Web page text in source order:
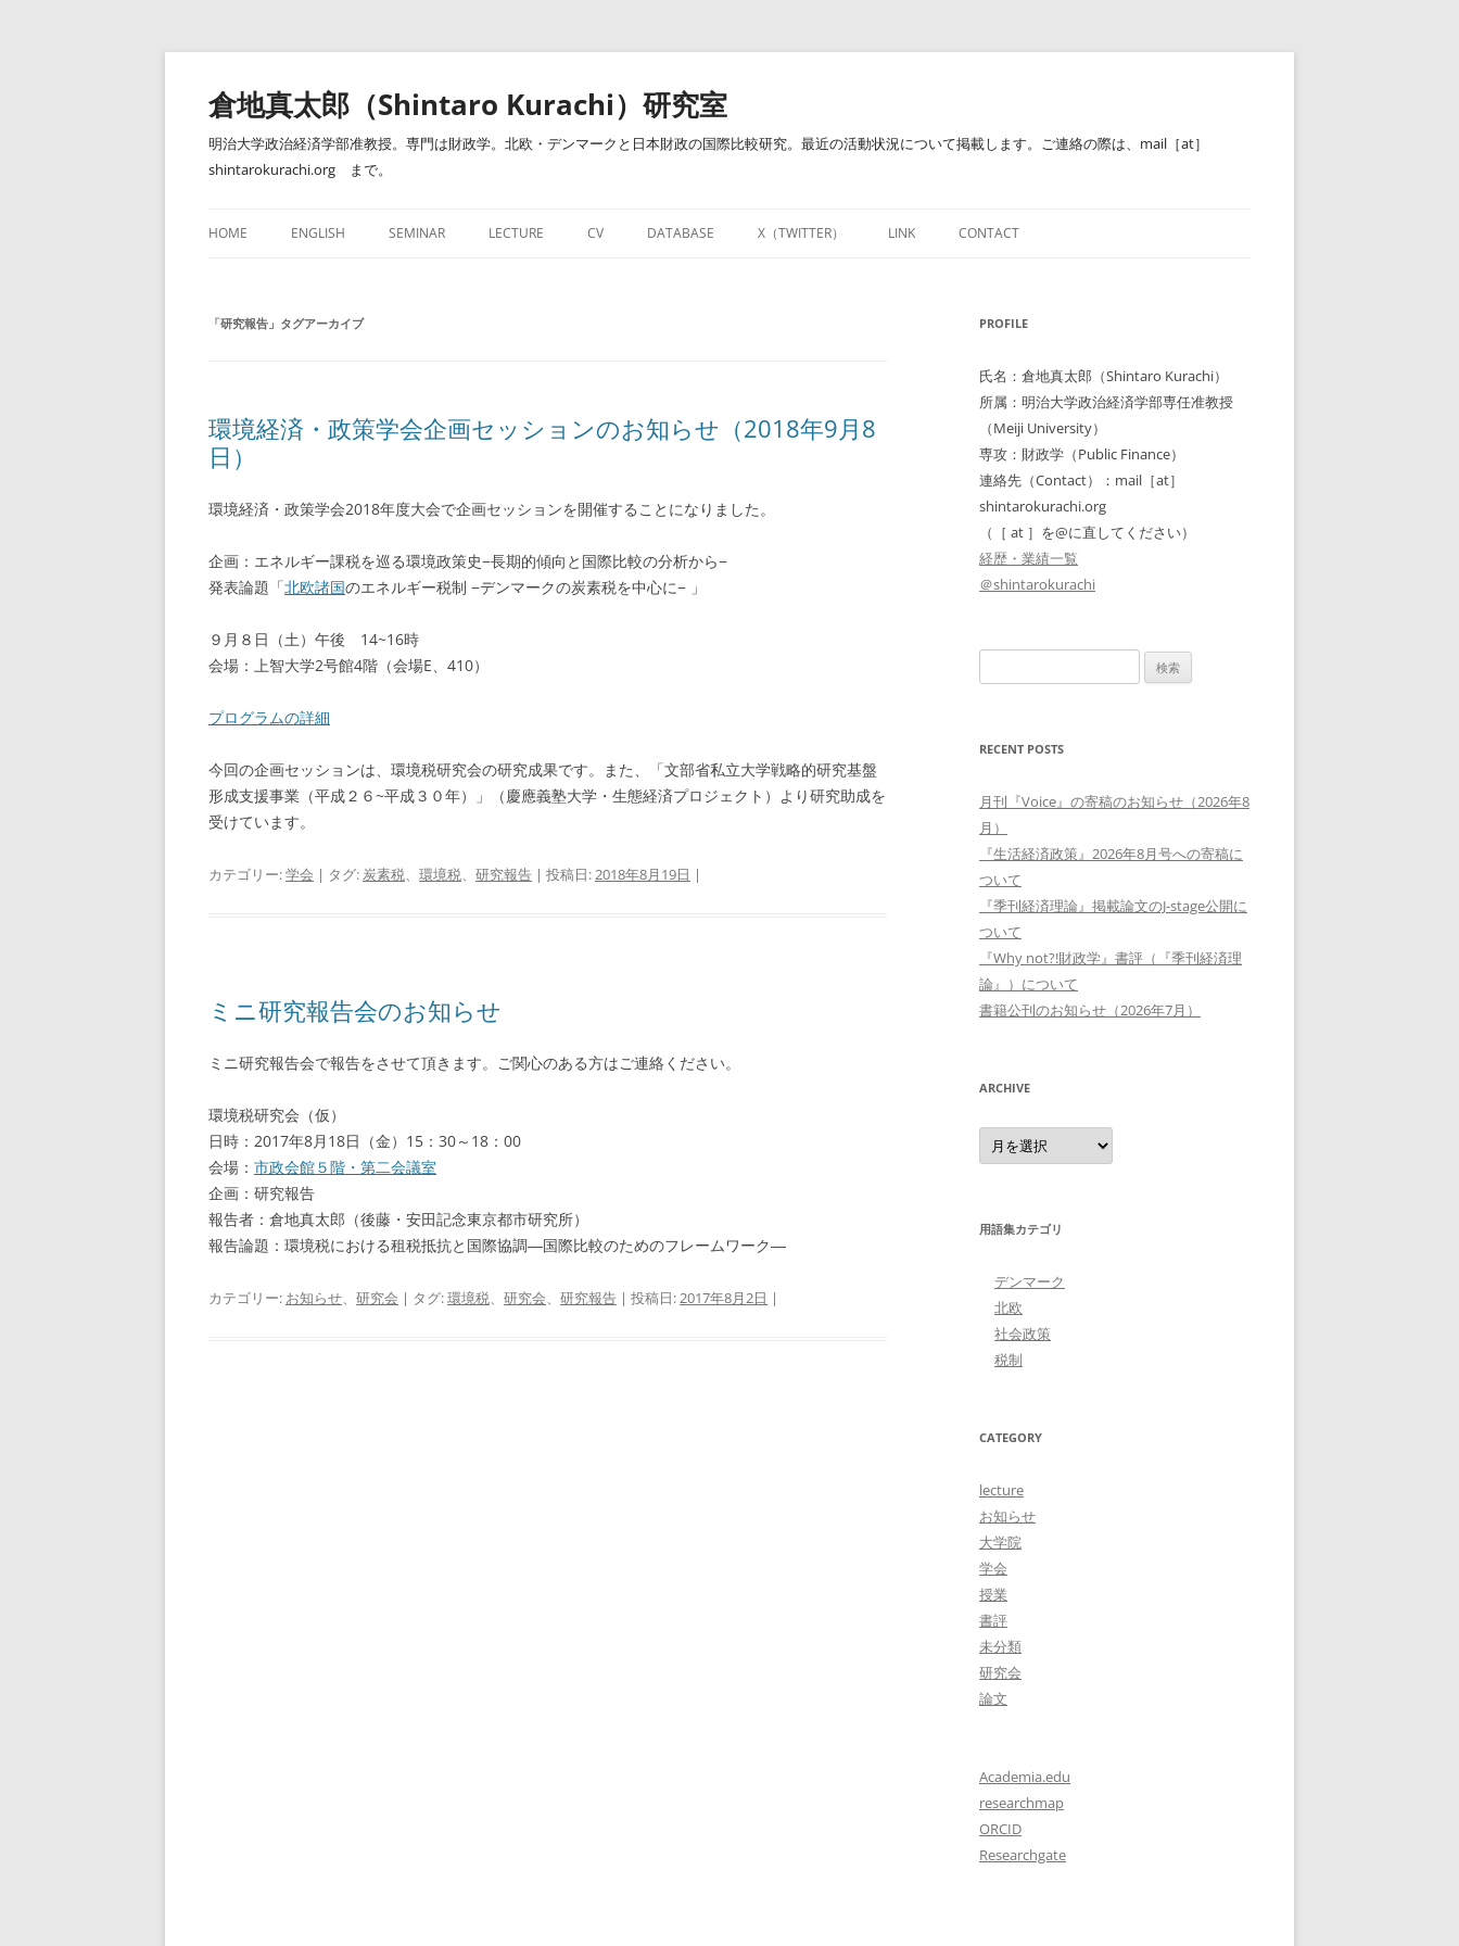
コ
テ
ン
ツ
へ
ス
キ
ッ
倉地真太郎（Shintaro Kurachi）研究室
明治大学政治経済学部准教授。専門は財政学。北欧・デンマークと日本財政の国際比較研究。最近の活動状況について掲載します。ご連絡の際は、mail［at］
shintarokurachi.org まで。
HOME ENGLISH SEMINAR LECTURE CV DATABASE X（TWITTER） LINK CONTACT
「研究報告 」タグアーカイブ
環境経済・政策学会企画セッションのお知らせ（2018年9月8
日）
環境経済・政策学会2018年度大会で企画セッションを開催することになりました。
企画：エネルギー課税を巡る環境政策史−⻑期的傾向と国際⽐較の分析から−
発表論題「北欧諸国のエネルギー税制 −デンマークの炭素税を中⼼に− 」
９月８日（土）午後 14~16時
会場：上智大学2号館4階（会場E、410）
プログラムの詳細
今回の企画セッションは、環境税研究会の研究成果です。また、「文部省私立大学戦略的研究基盤
形成支援事業（平成２６~平成３０年）」（慶應義塾大学・生態経済プロジェクト）より研究助成を
受けています。
カテゴリー:学会 | タグ:炭素税、 環境税、 研究報告 | 投稿日:2018年8月19日 |
ミニ研究報告会のお知らせ
ミニ研究報告会で報告をさせて頂きます。ご関心のある方はご連絡ください。
環境税研究会（仮）
日時：2017年8月18日（金）15：30～18：00
会場： 市政会館５階・第二会議室
企画：研究報告
報告者：倉地真太郎（後藤・安田記念東京都市研究所）
報告論題：環境税における租税抵抗と国際協調―国際比較のためのフレームワーク―
カテゴリー: お知らせ、 研究会 | タグ:環境税、 研究会、 研究報告 | 投稿日:2017年8月2日 |
PROFILE
氏名：倉地真太郎（Shintaro Kurachi）
所属：明治大学政治経済学部専任准教授
（Meiji University）
専攻：財政学（Public Finance）
連絡先（Contact）：mail［at］
shintarokurachi.org
（［ at ］を@に直してください）
経歴・業績一覧
＠shintarokurachi
索:
RECENT POSTS
月刊『Voice』の寄稿のお知らせ（2026年8
月）
『生活経済政策』2026年8月号への寄稿に
ついて
『季刊経済理論』掲載論文のJ-stage公開に
ついて
『Why not?!財政学』書評（『季刊経済理
論』）について
書籍公刊のお知らせ（2026年7月）
ARCHIVE
Archive
用語集カテゴリ
デンマーク
北欧
社会政策
税制
CATEGORY
lecture
お知らせ
大学院
学会
授業
書評
未分類
研究会
論文
Academia.edu
researchmap
ORCID
Researchgate